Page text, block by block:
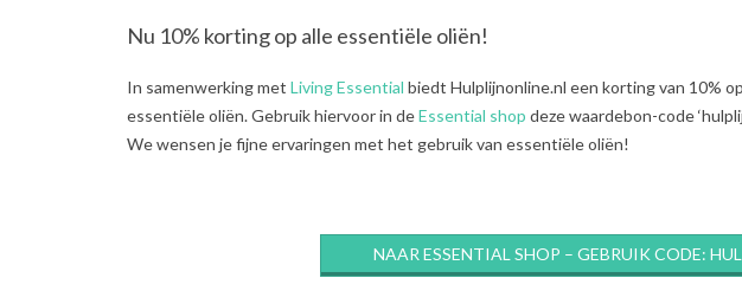
Nu 10% korting op alle essentiële oliën!
In samenwerking met Living Essential biedt Hulplijnonline.nl een korting van 10%
essentiële oliën. Gebruik hiervoor in deEssential shop deze waardebon-code
We wensen je fijne ervaringen met het gebruik van essentiële oliën!
NAAR ESSENTIAL SHOP – GEBRUIK CODE: